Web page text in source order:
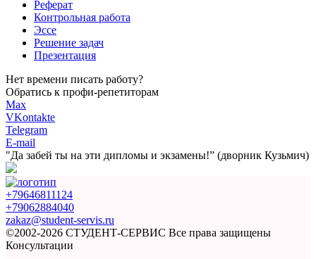
Реферат
Контрольная работа
Эссе
Решение задач
Презентация
Нет времени писать работу?
Обратись к профи-репетиторам
Max
VKontakte
Telegram
E-mail
"Да забей ты на эти дипломы и экзамены!” (дворник Кузьмич)
+79646811124
+79062884040
zakaz@student-servis.ru
©2002-2026 СТУДЕНТ-СЕРВИС Все права защищены
Консультации